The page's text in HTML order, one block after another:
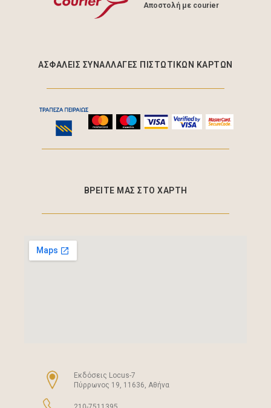
Aποστολή με courier
ΑΣΦΑΛΕΊΣ ΣΥΝΑΛΛΑΓΈΣ ΠΙΣΤΩΤΙΚΩΝ ΚΑΡΤΩΝ
ΒΡΕΙΤΕ ΜΑΣ ΣΤΟ ΧΑΡΤΗ
Eκδόσεις Locus-7
Πύρρωνος 19, 11636, Αθήνα